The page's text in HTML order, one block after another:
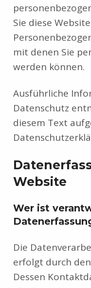
Sie diese
mit denen Sie
werden können.
Ausführliche
Datenschutz
diesem Text
Website
Wer ist
Die
erfolgt durch
Dessen